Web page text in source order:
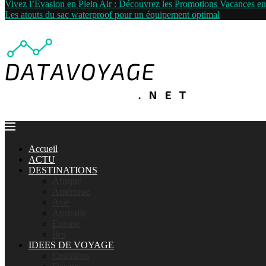
Vivez l’Évasion en Plein Air : Découvrez les Promotions Vacances
Les atouts du sac waterproof pour un équipement optimal
Accueil
ACTU
DESTINATIONS
IDEES DE VOYAGE